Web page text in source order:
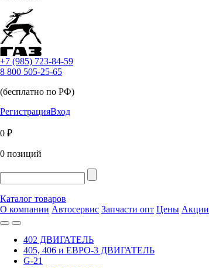
+7 (985) 723-84-59
8 800 505-25-65
(бесплатно по РФ)
РегистрацияВход
0 ₽
0 позиций
Каталог товаров
О компании Автосервис Запчасти опт Цены Акции
402 ДВИГАТЕЛЬ
405, 406 и ЕВРО-3 ДВИГАТЕЛЬ
G-21